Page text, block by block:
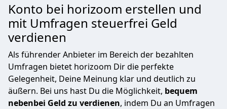
Konto bei horizoom erstellen und
mit Umfragen steuerfrei Geld
verdienen
Als führender Anbieter im Bereich der bezahlten
Umfragen bietet horizoom Dir die perfekte
Gelegenheit, Deine Meinung klar und deutlich zu
äußern. Bei uns hast Du die Möglichkeit, bequem
nebenbei Geld zu verdienen, indem Du an Umfragen